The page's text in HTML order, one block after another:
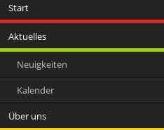
überspringen
Start
Aktuelles
Neuigkeiten
Kalender
Über uns